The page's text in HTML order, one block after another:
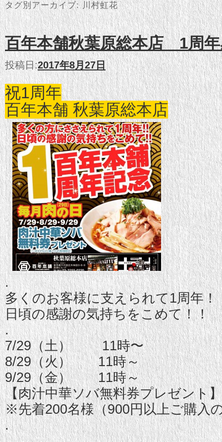
タグ別アーカイブ:川村虹花
百年本舗秋葉原総本店 1周
投稿日:2017年8月27日
祝1周年
百年本舗 秋葉原総本店
.
多くのお客様に支えられて1周年！
日頃の感謝の気持ちをこめて！！
.
7/29（土） 11時〜
8/29（火） 11時～
9/29（金） 11時～
【肉汁中華ソバ無料券プレゼント】
※先着200名様（900円以上ご購入
.